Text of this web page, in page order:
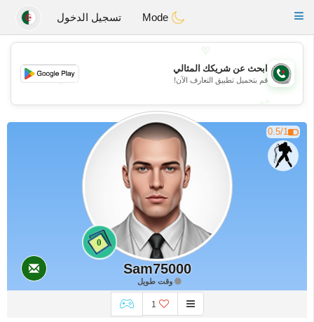
Weshrak
Toggle
تسجيل الدخول
💖
💕
ابحث عن شريكك المثالي
قم بتحميل تطبيق التعارف الآن!
0.5/1
0
Sam75000
وقت طويل
1